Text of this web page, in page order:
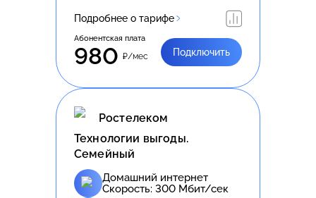
Подробнее о тарифе
Абонентская плата
980 ₽/мес Подключить
Ростелеком
Технологии выгоды.
Семейный
Домашний интернет
Скорость: 300 Мбит/сек